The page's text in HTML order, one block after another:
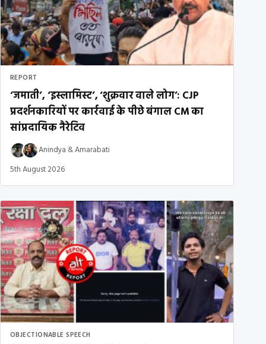
REPORT
‘जमाती’, ‘इस्लामिस्ट’, ‘शुक्रवार वाले लोग’: CJP
प्रदर्शनकारियों पर कार्रवाई के पीछे बंगाल CM का
सांप्रदायिक नैरेटिव
Anindya &Amarabati
5th August 2026
OBJECTIONABLE SPEECH